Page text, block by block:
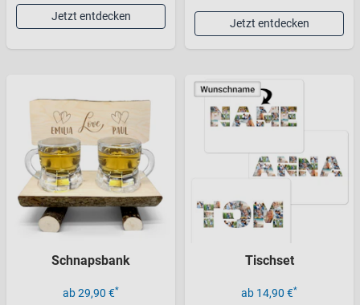
Jetzt entdecken
Jetzt entdecken
Schnapsbank
ab 29,90 €*
Tischset
ab 14,90 €*